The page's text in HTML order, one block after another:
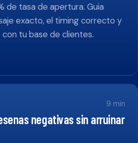
de tasa de apertura. Guia
exacto, el timing correcto y
tu base de clientes.
9 min
negativas sin arruinar